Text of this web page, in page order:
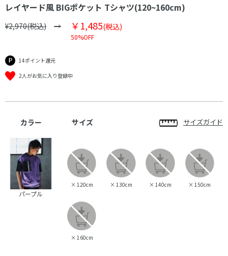
レイヤード風 BIGポケット Tシャツ(120~160cm)
¥2,970(税込) ￥1,485(税込)
50%OFF
14ポイント還元
2人がお気に入り登録中
カラー サイズ サイズガイド
パープル
× 120cm × 130cm × 140cm × 150cm
× 160cm